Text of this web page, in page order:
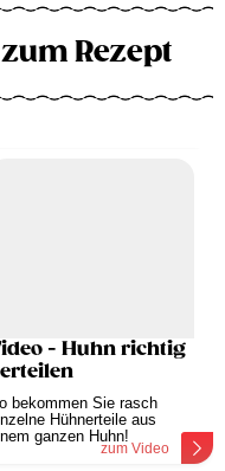
Rezept
- Huhn richtig
bekommen Sie rasch
Hühnerteile aus
ganzen Huhn!
zum Video